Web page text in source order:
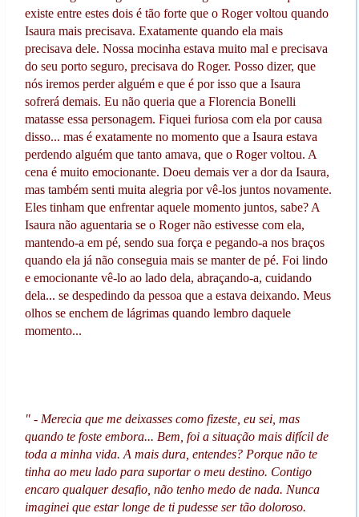
existe entre estes dois é tão forte que o Roger voltou quando
Isaura mais precisava. Exatamente quando ela mais
precisava dele. Nossa mocinha estava muito mal e precisava
do seu porto seguro, precisava do Roger. Posso dizer, que
nós iremos perder alguém e que é por isso que a Isaura
sofrerá demais. Eu não queria que a Florencia Bonelli
matasse essa personagem. Fiquei furiosa com ela por causa
disso... mas é exatamente no momento que a Isaura estava
perdendo alguém que tanto amava, que o Roger voltou. A
cena é muito emocionante. Doeu demais ver a dor da Isaura,
mas também senti muita alegria por vê-los juntos novamente.
Eles tinham que enfrentar aquele momento juntos, sabe? A
Isaura não aguentaria se o Roger não estivesse com ela,
mantendo-a em pé, sendo sua força e pegando-a nos braços
quando ela já não conseguia mais se manter de pé. Foi lindo
e emocionante vê-lo ao lado dela, abraçando-a, cuidando
dela... se despedindo da pessoa que a estava deixando. Meus
olhos se enchem de lágrimas quando lembro daquele
momento...
" - Merecia que me deixasses como fizeste, eu sei, mas
quando te foste embora... Bem, foi a situação mais difícil de
toda a minha vida. A mais dura, entendes? Porque não te
tinha ao meu lado para suportar o meu destino. Contigo
encaro qualquer desafio, não tenho medo de nada. Nunca
imaginei que estar longe de ti pudesse ser tão doloroso.